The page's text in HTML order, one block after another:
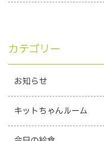
カテゴリー
お知らせ
キットちゃんルーム